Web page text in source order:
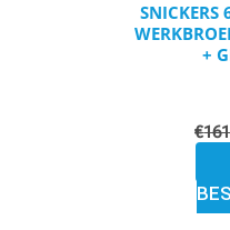
SNICKERS
+
€